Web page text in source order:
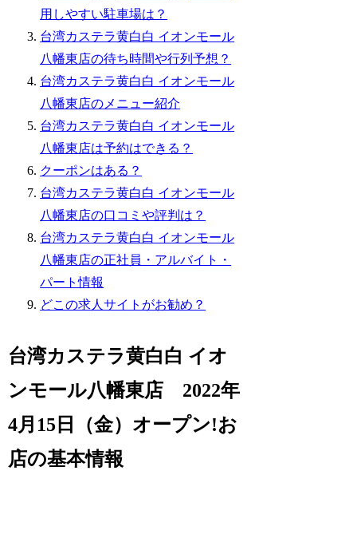
用しやすい駐車場は？
台湾カステラ黄白白 イオンモール
八幡東店の待ち時間や行列予想？
台湾カステラ黄白白 イオンモール
八幡東店のメニュー紹介
台湾カステラ黄白白 イオンモール
八幡東店は予約はできる？
クーポンはある？
台湾カステラ黄白白 イオンモール
八幡東店の口コミや評判は？
台湾カステラ黄白白 イオンモール
八幡東店の正社員・アルバイト・
パート情報
どこの求人サイトがお勧め？
台湾カステラ黄白白 イオ
ンモール八幡東店 2022年
4月15日（金）オープン!お
店の基本情報